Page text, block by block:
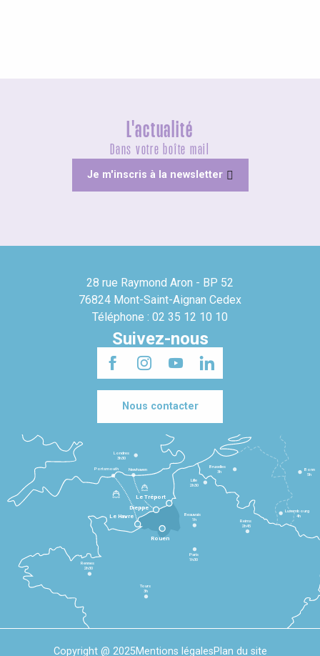
L'actualité
Dans votre boîte mail
Je m'inscris à la newsletter
28 rue Raymond Aron - BP 52
76824 Mont-Saint-Aignan Cedex
Téléphone : 02 35 12 10 10
Suivez-nous
Nous contacter
Le Havre
Dieppe
Le Tréport
Rennes
2h30
Tours
3h
Paris
1h30
Beauvais
1h
Reims
2h45
Lille
2h30
Bruxelles
3h
Londres
3h30
Newhaven
Portsmouth
Bonn
5h
Luxembourg
4h
Rouen
Copyright @ 2025Mentions légalesPlan du site